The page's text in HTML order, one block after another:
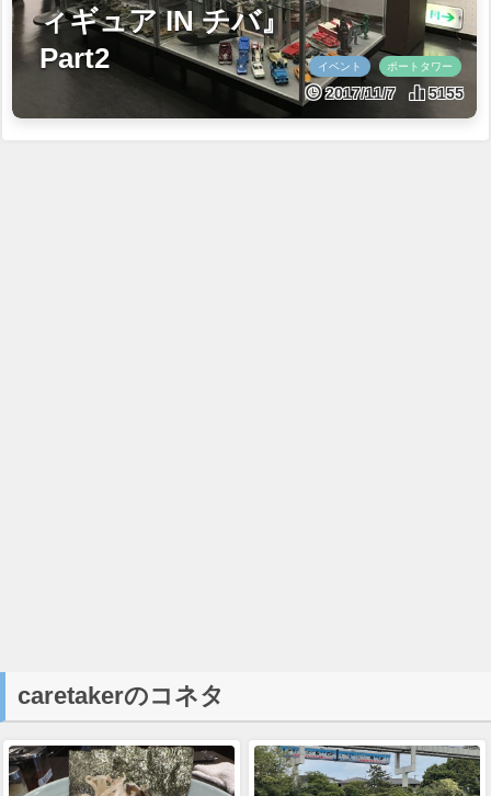
ィギュア IN チバ』
Part2
イベント ポートタワー
2017/11/7 5155
caretakerのコネタ